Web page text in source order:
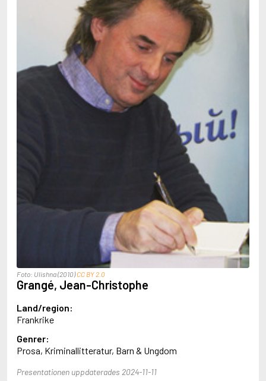
Abdel-Fattah, Randa
Abedi, Isabel
Abgarjan, Narine
Abish, Walter
Aboulela, Leila
Abrahams, Peter (f. 1919)
Abrahams, Peter (f. 1947)
Aciman, André
Adamov, Arthur
Adams, Douglas
Adams, Herbert
Adams, Jane
Adams, Richard
Adbåge, Emma
Adbåge, Lisen
Adelborg, Ottilia
Adiga, Aravind
Foto: Ulishna (2010)CC BY 2.0
Grangé, Jean-Christophe
Land/region:
Frankrike
Genrer:
Prosa, Kriminallitteratur, Barn & Ungdom
Presentationen uppdaterades 2024-11-11